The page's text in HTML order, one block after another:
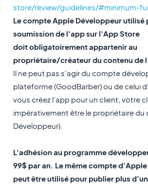
store/review/guidelines/#minimum-
Le compte Apple Développeur utilisé
soumission de l'app sur l'App Store
doit obligatoirement appartenir au
propriétaire/créateur du contenu de
Il ne peut pas s'agir du compte
plateforme (GoodBarber) ou de celui
vous créez l'app pour un client, votre
impérativement être le propriétaire
Développeur).
L'adhésion au programme
99$ par an. Le même compte
peut être utilisé pour publier plus